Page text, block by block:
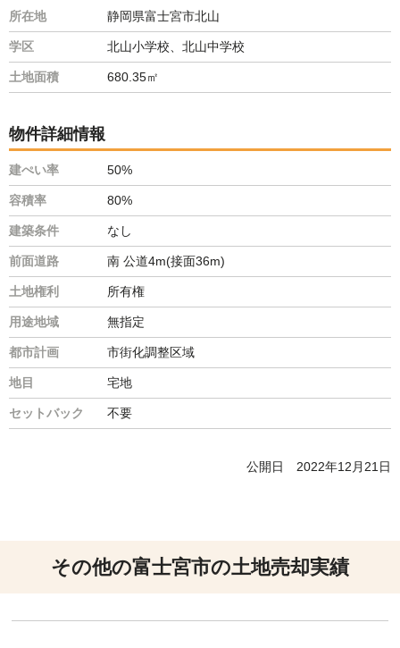
所在地 静岡県富士宮市北山
学区 北山小学校、北山中学校
土地面積 680.35㎡
物件詳細情報
建ぺい率 50%
容積率 80%
建築条件 なし
前面道路 南 公道4m(接面36m)
土地権利 所有権
用途地域 無指定
都市計画 市街化調整区域
地目 宅地
セットバック 不要
公開日 2022年12月21日
その他の富士宮市の土地売却実績